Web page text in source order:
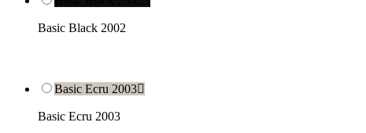
Basic Black 2002
Basic Ecru 2003
Basic Ecru 2003